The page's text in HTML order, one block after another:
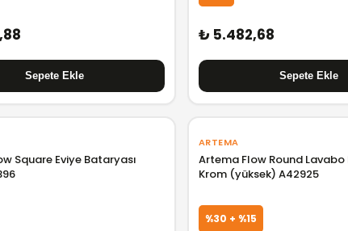
₺ 5.482,68
Square Eviye Bataryası
ARTEMA
Artema Flow Round Lavabo
Krom (yüksek) A42925
%30 + %15